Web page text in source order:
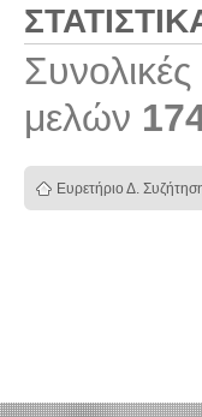
μελών
Ευρετήριο Δ.